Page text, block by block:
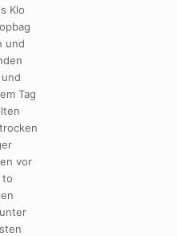
Klo
und
Tag
vor
to